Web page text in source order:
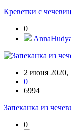
Креветки с
0
2 июня 2020,
0
6994
Запеканка из
0